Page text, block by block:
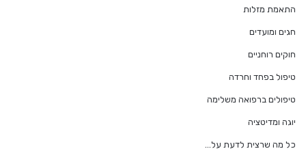
התאמת מזלות
חגים ומועדים
חוקים רוחניים
טיפול בפחד וחרדה
טיפולים ברפואה משלימה
יוגה ומדיטציה
כל מה שרצית לדעת על…